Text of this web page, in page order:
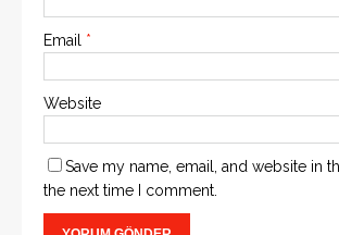
Email *
Website
Save my name, email, and website in
the next time I comment.